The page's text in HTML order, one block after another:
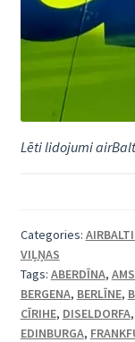
Lēti lidojumi
Categories:
VIĻŅAS
Tags: ABERDĪNA,
BERGENA, BERLĪNE,
CĪRIHE, DISELDORFA,
EDINBURGA,